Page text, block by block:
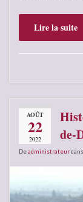
Lire la suite
AOÛT
22
2022
de-
Deadministrateur